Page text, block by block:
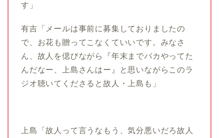
す」
有吉「メールは事前に募集しておりましたの
で、お花も贈ってこなくていいです。みなさ
ん、故人を偲びながら『年末までバカやってた
んだなー、上島さんはー』と思いながらこのラ
ジオ聴いてくださると故人・上島も」
上島「故人って言うなもう、気分悪いだろ故人